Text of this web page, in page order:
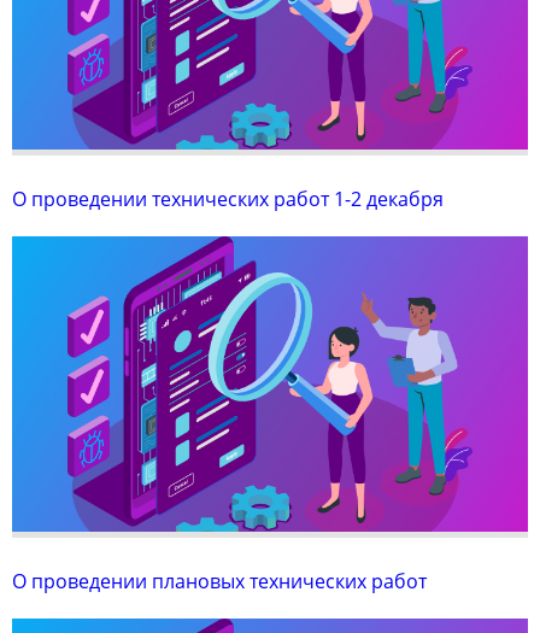
О проведении технических работ 1-2 декабря
О проведении плановых технических работ